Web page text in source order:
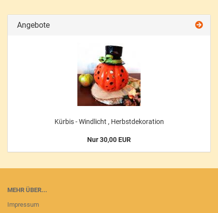
Angebote
Kürbis - Windlicht , Herbstdekoration
Nur 30,00 EUR
MEHR ÜBER...
Impressum